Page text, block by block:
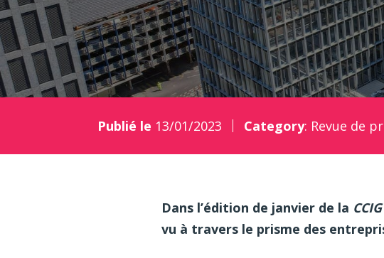
Publié le 13/01/2023 Category: Revue de
Dans l’édition de janvier de la
vu à travers le prisme des